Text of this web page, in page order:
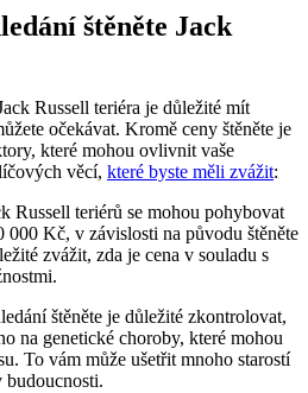
štěněte Jack
Russell teriéra je důležité mít
očekávat. Kromě ceny štěněte je
které mohou ovlivnit vaše
věcí, které byste měli zvážit:
Russell teriérů se mohou pohybovat
000 Kč, v závislosti na původu štěněte
zvážit, zda je cena v souladu s
štěněte je důležité zkontrolovat,
na genetické choroby, které mohou
To vám může ušetřit mnoho starostí
budoucnosti.